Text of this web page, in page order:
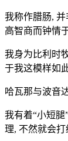
我称作腊肠,
高智商而钟情
我身为比利时
于我这模样如
哈瓦那与波音
我有着“小短
理, 不然就会